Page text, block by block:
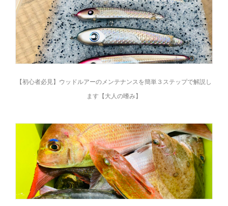
【初心者必見】ウッドルアーのメンテナンスを簡単３ステップで解説し
ます【大人の嗜み】